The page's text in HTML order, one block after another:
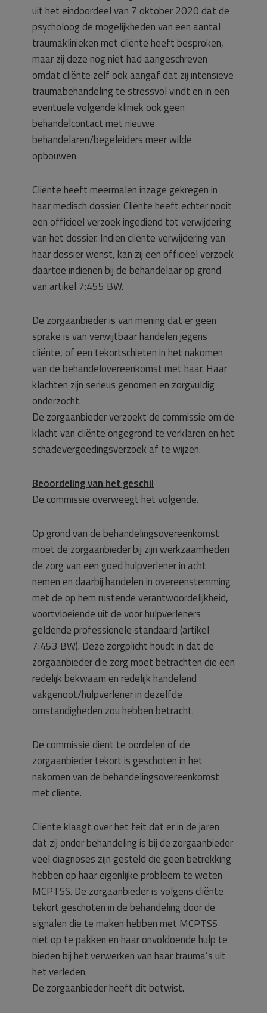
uit het eindoordeel van 7 oktober 2020 dat de
psycholoog de mogelijkheden van een aantal
traumaklinieken met cliënte heeft besproken,
maar zij deze nog niet had aangeschreven
omdat cliënte zelf ook aangaf dat zij intensieve
traumabehandeling te stressvol vindt en in een
eventuele volgende kliniek ook geen
behandelcontact met nieuwe
behandelaren/begeleiders meer wilde
opbouwen.
Cliënte heeft meermalen inzage gekregen in
haar medisch dossier. Cliënte heeft echter nooit
een officieel verzoek ingediend tot verwijdering
van het dossier. Indien cliënte verwijdering van
haar dossier wenst, kan zij een officieel verzoek
daartoe indienen bij de behandelaar op grond
van artikel 7:455 BW.
De zorgaanbieder is van mening dat er geen
sprake is van verwijtbaar handelen jegens
cliënte, of een tekortschieten in het nakomen
van de behandelovereenkomst met haar. Haar
klachten zijn serieus genomen en zorgvuldig
onderzocht.
De zorgaanbieder verzoekt de commissie om de
klacht van cliënte ongegrond te verklaren en het
schadevergoedingsverzoek af te wijzen.
Beoordeling van het geschil
De commissie overweegt het volgende.
Op grond van de behandelingsovereenkomst
moet de zorgaanbieder bij zijn werkzaamheden
de zorg van een goed hulpverlener in acht
nemen en daarbij handelen in overeenstemming
met de op hem rustende verantwoordelijkheid,
voortvloeiende uit de voor hulpverleners
geldende professionele standaard (artikel
7:453 BW). Deze zorgplicht houdt in dat de
zorgaanbieder die zorg moet betrachten die een
redelijk bekwaam en redelijk handelend
vakgenoot/hulpverlener in dezelfde
omstandigheden zou hebben betracht.
De commissie dient te oordelen of de
zorgaanbieder tekort is geschoten in het
nakomen van de behandelingsovereenkomst
met cliënte.
Cliënte klaagt over het feit dat er in de jaren
dat zij onder behandeling is bij de zorgaanbieder
veel diagnoses zijn gesteld die geen betrekking
hebben op haar eigenlijke probleem te weten
MCPTSS. De zorgaanbieder is volgens cliënte
tekort geschoten in de behandeling door de
signalen die te maken hebben met MCPTSS
niet op te pakken en haar onvoldoende hulp te
bieden bij het verwerken van haar trauma’s uit
het verleden.
De zorgaanbieder heeft dit betwist.